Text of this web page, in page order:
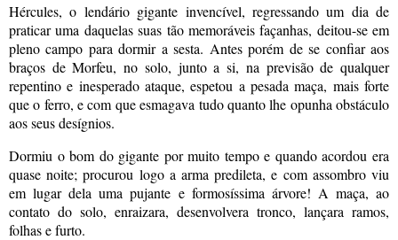
Hércules, o lendário gigante invencível, regressando um dia de
praticar uma daquelas suas tão memoráveis façanhas, deitou-se em
pleno campo para dormir a sesta. Antes porém de se confiar aos
braços de Morfeu, no solo, junto a si, na previsão de qualquer
repentino e inesperado ataque, espetou a pesada maça, mais forte
que o ferro, e com que esmagava tudo quanto lhe opunha obstáculo
aos seus desígnios.
Dormiu o bom do gigante por muito tempo e quando acordou era
quase noite; procurou logo a arma predileta, e com assombro viu
em lugar dela uma pujante e formosíssima árvore! A maça, ao
contato do solo, enraizara, desenvolvera tronco, lançara ramos,
folhas e furto.